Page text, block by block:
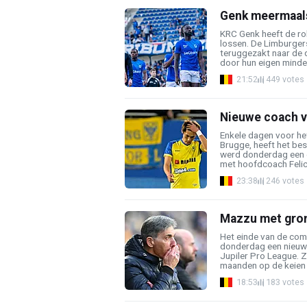
Genk
KRC Genk heeft de
lossen. De
teruggezakt naar de
door hun eigen
21:52 449 votes
Nieuwe coach
Enkele dagen voor
Brugge, heeft het
werd donderdag een
met hoofdcoach
23:38 246 votes
Mazzu met
Het einde van de
donderdag een
Jupiler Pro League.
maanden op de
18:53 183 votes